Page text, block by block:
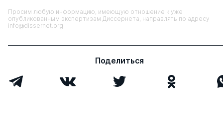
Просим любую информацию, имеющую отношение к уже
опубликованным экспертизам Диссернета, направлять по адресу
info@dissernet.org
Поделиться